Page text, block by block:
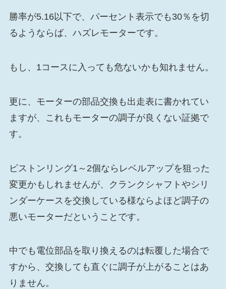
勝率が5.16以下で、パーセント表示でも30％を切
るようならば、ハズレモーターです。
もし、1コースに入っても危ないかも知れません。
更に、モーターの部品交換も出走表に書かれてい
ますが、これもモーターの調子が良くない証拠で
す。
ピストンリング1～2個ならレベルアップを狙った
変更かもしれませんが、クランクシャフトやシリ
ンダーケースを交換している様ならよほど調子の
悪いモーターだということです。
中でも電位部品を取り換えるのは転覆した場合で
すから、交換しても直ぐに調子が上がることはあ
りません。